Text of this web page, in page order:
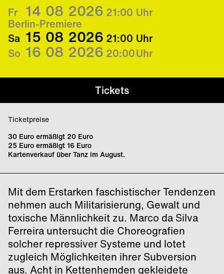
Fr 14 08 2026 21:00 Uhr
Berlin-Premiere
Sa 15 08 2026 21:00 Uhr
So 16 08 2026 20:00Uhr
Tickets
Ticketpreise
30 Euro ermäßigt 20 Euro
25 Euro ermäßigt 16 Euro
Kartenverkauf über Tanz im August.
Mit dem Erstarken faschistischer Tendenzen
nehmen auch Militarisierung, Gewalt und
toxische Männlichkeit zu. Marco da Silva
Ferreira untersucht die Choreografien
solcher repressiver Systeme und lotet
zugleich Möglichkeiten ihrer Subversion
aus. Acht in Kettenhemden gekleidete